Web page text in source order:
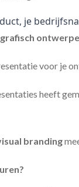
je
grafisch
voor je
heeft
branding